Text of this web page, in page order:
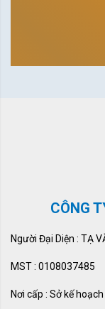
CÔNG
Người Đại Diện : TẠ
MST : 0108037485
Nơi cấp : Sở kế